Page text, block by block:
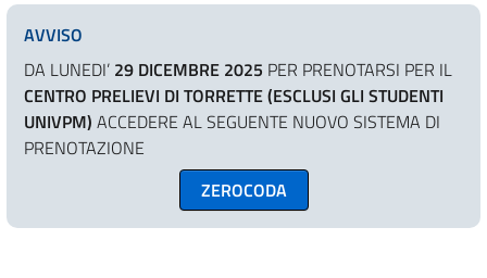
AVVISO
DA LUNEDI’ 29 DICEMBRE 2025 PER PRENOTARSI PER IL
CENTRO PRELIEVI DI TORRETTE (ESCLUSI GLI STUDENTI
UNIVPM) ACCEDERE AL SEGUENTE NUOVO SISTEMA DI
PRENOTAZIONE
ZEROCODA